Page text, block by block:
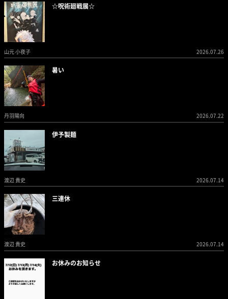
☆呪術廻戦展☆
山元 小夜子 2026.07.26
暑い
丹羽陽向 2026.07.22
伊予製麺
渡辺 貴史 2026.07.14
三連休
渡辺 貴史 2026.07.14
お休みのお知らせ